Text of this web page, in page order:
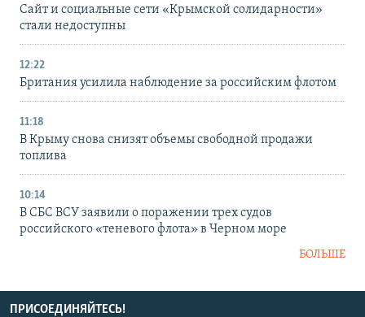
Сайт и социальные сети «Крымской солидарности»
стали недоступны
12:22
Британия усилила наблюдение за российским флотом
11:18
В Крыму снова снизят объемы свободной продажи
топлива
10:14
В СБС ВСУ заявили о поражении трех судов
российского «теневого флота» в Черном море
БОЛЬШЕ
ПРИСОЕДИНЯЙТЕСЬ!